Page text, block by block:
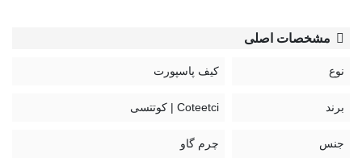
مشخصات اصلی
نوع کیف پاسپورت
برند Coteetci | کوتتسی
جنس چرم گاو